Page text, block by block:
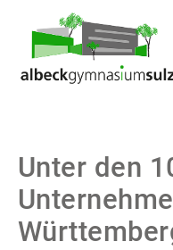
Unter den